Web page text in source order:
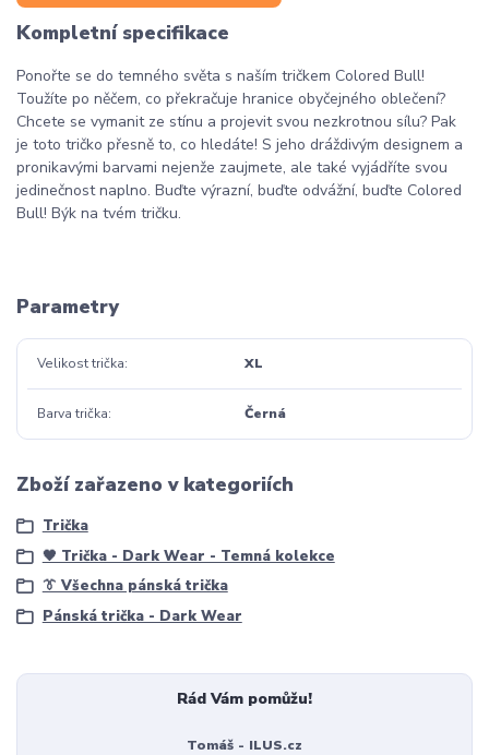
Kompletní specifikace
Ponořte se do temného světa s naším tričkem Colored Bull!
Toužíte po něčem, co překračuje hranice obyčejného oblečení?
Chcete se vymanit ze stínu a projevit svou nezkrotnou sílu? Pak
je toto tričko přesně to, co hledáte! S jeho dráždivým designem a
pronikavými barvami nejenže zaujmete, ale také vyjádříte svou
jedinečnost naplno. Buďte výrazní, buďte odvážní, buďte Colored
Bull! Býk na tvém tričku.
Parametry
Velikost trička XL
Barva trička Černá
Zboží zařazeno v kategoriích
Trička
🖤 Trička - Dark Wear - Temná kolekce
👔 Všechna pánská trička
Pánská trička - Dark Wear
Rád Vám pomůžu!
Tomáš - ILUS.cz